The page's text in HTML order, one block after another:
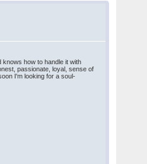
how to handle it with
passionate, loyal, sense of
I'm looking for a soul-